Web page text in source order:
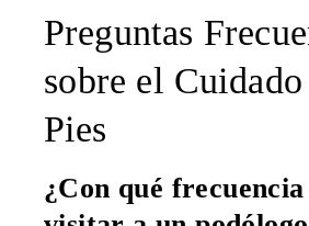
Preguntas
sobre el
Pies
¿Con qué frecuencia